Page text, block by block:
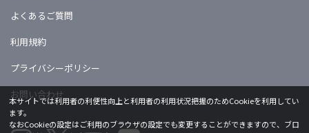
よくあるご質問
利用規約
プライバシーポリシー
お問い合わせ
本サイトでは利用者の利便性向上と利用者の利用状況把握のためCookieを利用してい
ます。
なおCookieの設定はご利用のブラウザの設定でも変更することができますので、ブロ